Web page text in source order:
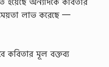
লাভ করেছে —
কবিতার মূল বক্তব্য